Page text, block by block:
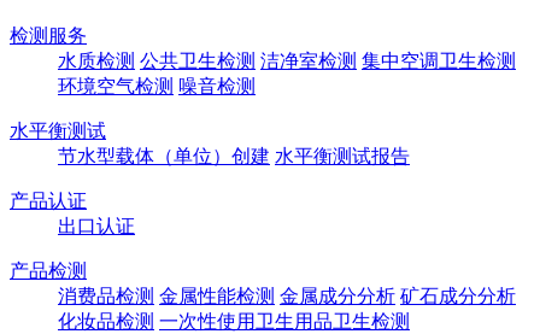
检测服务
水质检测 公共卫生检测 洁净室检测 集中空调卫生检测
环境空气检测 噪音检测
水平衡测试
节水型载体（单位）创建 水平衡测试报告
产品认证
出口认证
产品检测
消费品检测 金属性能检测 金属成分分析 矿石成分分析
化妆品检测 一次性使用卫生用品卫生检测